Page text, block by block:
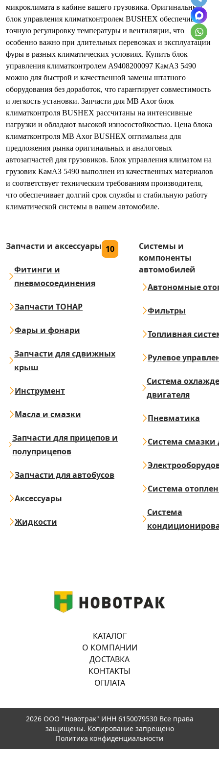
микроклимата в кабине вашего грузовика. Оригинальный
блок управления климатконтролем BUSHEX обеспечивает
точную регулировку температуры и вентиляции, что
особенно важно при длительных перевозках и эксплуатации
фуры в разных климатических условиях. Купить блок
управления климатконтролем A9408200097 КамАЗ 5490
можно для быстрой и качественной замены штатного
оборудования без доработок, что гарантирует совместимость
и легкость установки. Запчасти для MB Axor блок
климатконтроля BUSHEX рассчитаны на интенсивные
нагрузки и обладают высокой износостойкостью. Цена блока
климатконтроля MB Axor BUSHEX оптимальна для
предложения рынка оригинальных и аналоговых
автозапчастей для грузовиков. Блок управления климатом на
грузовик КамАЗ 5490 выполнен из качественных материалов
и соответствует техническим требованиям производителя,
что обеспечивает долгий срок службы и стабильную работу
климатической системы в вашем автомобиле.
Запчасти и аксессуары 10
Фитинги и
пневмосоединения
Запчасти ТОНАР
Фары и фонари
Запчасти для сдвижных
крыш
Инструмент
Масла и смазки
Запчасти для прицепов и
полуприцепов
Запчасти для автобусов
Аксессуары
Жидкости
Системы и
компоненты
автомобилей
Автономные
Фильтры
Топливная
Рулевое
Система
двигателя
Пневматика
Система смазки
Система
Система
КАТАЛОГ
О КОМПАНИИ
ДОСТАВКА
КОНТАКТЫ
ОПЛАТА
2026 ООО "Новотрак" ИНН 6150079530 Все права
защищены. Копирование запрещено
Политика конфиденциальности